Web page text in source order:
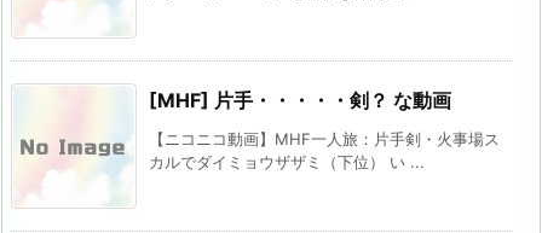
[MHF] 片手・・・・・剣？ な動画
【ニコニコ動画】MHF一人旅：片手剣・火事場ス
カルでダイミョウザザミ（下位） い ...